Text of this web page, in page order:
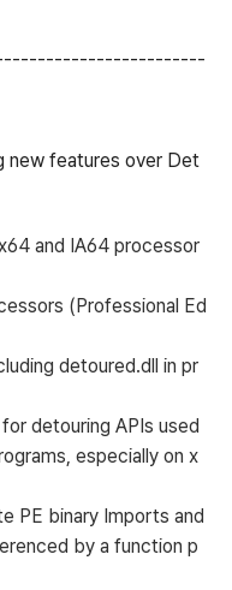
new features over Det
and IA64 processor
(Professional Ed
detoured.dll in pr
detouring APIs used
especially on x
PE binary Imports and
by a function p